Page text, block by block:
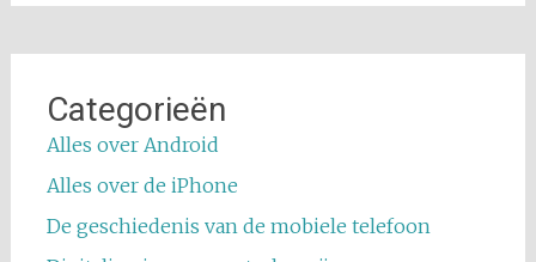
Categorieën
Alles over Android
Alles over de iPhone
De geschiedenis van de mobiele telefoon